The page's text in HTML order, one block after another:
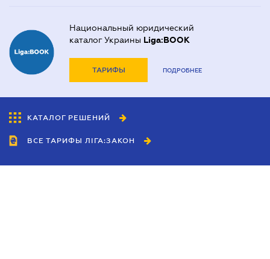
Национальный юридический
каталог Украины Liga:BOOK
ТАРИФЫ ПОДРОБНЕЕ
КАТАЛОГ РЕШЕНИЙ
ВСЕ ТАРИФЫ ЛІГА:ЗАКОН